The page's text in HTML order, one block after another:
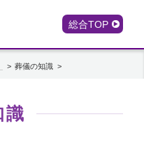
総合TOP
葬儀の知識
識